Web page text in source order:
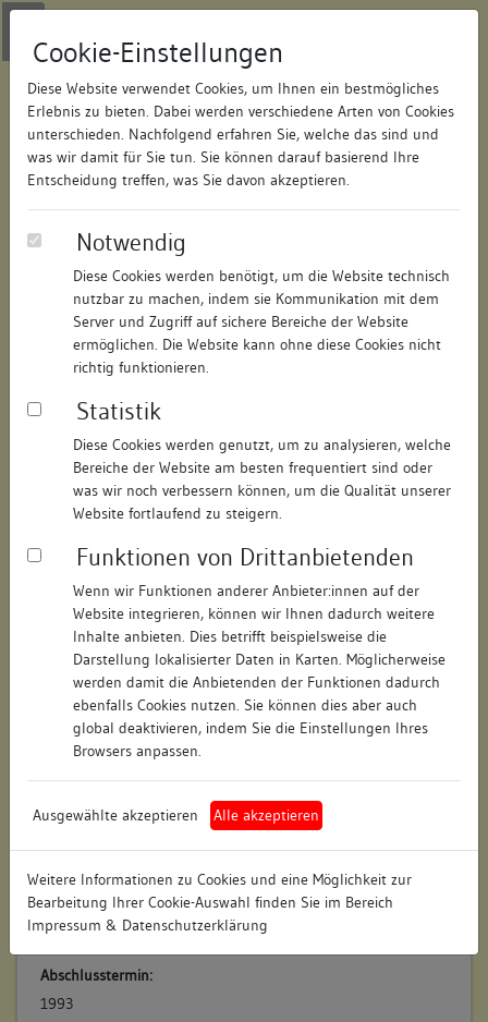
Cookie-Einstellungen
Diese Website verwendet Cookies, um Ihnen ein bestmögliches
Erlebnis zu bieten. Dabei werden verschiedene Arten von Cookies
unterschieden. Nachfolgend erfahren Sie, welche das sind und
was wir damit für Sie tun. Sie können darauf basierend Ihre
Entscheidung treffen, was Sie davon akzeptieren.
Notwendig
Diese Cookies werden benötigt, um die Website technisch
nutzbar zu machen, indem sie Kommunikation mit dem
Server und Zugriff auf sichere Bereiche der Website
ermöglichen. Die Website kann ohne diese Cookies nicht
richtig funktionieren.
Statistik
Diese Cookies werden genutzt, um zu analysieren, welche
Bereiche der Website am besten frequentiert sind oder
was wir noch verbessern können, um die Qualität unserer
Website fortlaufend zu steigern.
Funktionen von Drittanbietenden
Wenn wir Funktionen anderer Anbieter:innen auf der
Website integrieren, können wir Ihnen dadurch weitere
Inhalte anbieten. Dies betrifft beispielsweise die
Darstellung lokalisierter Daten in Karten. Möglicherweise
werden damit die Anbietenden der Funktionen dadurch
ebenfalls Cookies nutzen. Sie können dies aber auch
global deaktivieren, indem Sie die Einstellungen Ihres
Browsers anpassen.
Ausgewählte akzeptieren Alle akzeptieren
Weitere Informationen zu Cookies und eine Möglichkeit zur
Bearbeitung Ihrer Cookie-Auswahl finden Sie im Bereich
Impressum & Datenschutzerklärung
Zur Navigation springen
Zum Inhalt der Website springen
Datenbank Bauforschung/Restaurierung
Dokumentation:
Häuserbuch
170283656620
Datum:21.11.2016
Dokumentationsdaten
Titel:
Besigheimer Häuserbuch
Beschreibung:
Archiv- und Literaturrecherche zu Bau-, Besitz- und
Nutzungsgeschichte für den Baubestand der historischen
Altstadt von Besigheim.
Anlass für Dokumentation:
allgemeine Bestandserfassung
Signatur:
keine
keine
Ablageort :
Stadtarchiv Besigheim
Abschlusstermin:
1993